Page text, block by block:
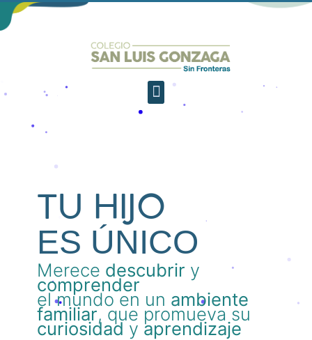
TU HIJO
ES ÚNICO
Merece descubrir y
comprender
el mundo en un ambiente
familiar, que promueva su
curiosidad y aprendizaje